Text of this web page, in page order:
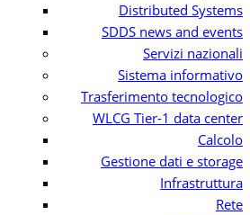
Distributed Systems
SDDS news and events
Servizi nazionali
Sistema informativo
Trasferimento tecnologico
WLCG Tier-1 data center
Calcolo
Gestione dati e storage
Infrastruttura
Rete